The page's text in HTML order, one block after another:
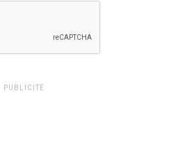
PUBLICITÉ